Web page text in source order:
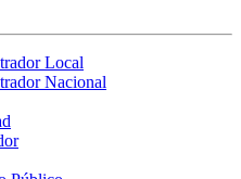
Local
Nacional